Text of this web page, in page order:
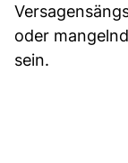
oder
sein.